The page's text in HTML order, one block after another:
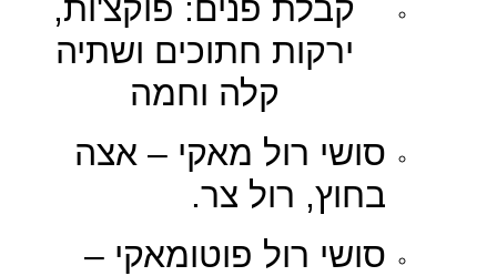
קבלת פנים: פוקצ'ות,
ירקות חתוכים ושתיה
קלה וחמה
סושי רול מאקי – אצה
בחוץ, רול צר.
סושי רול פוטומאקי –